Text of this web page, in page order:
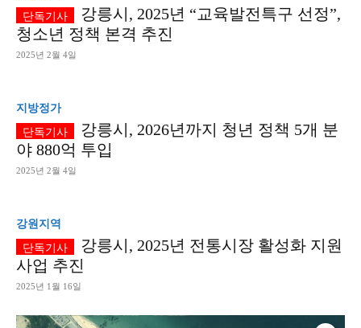
강릉시, 2025년 “교육발전특구 선정”,
청소년 정책 본격 추진
2025년 2월 4일
지방정가
강릉시, 2026년까지 청년 정책 5개 분
야 880억 투입
2025년 2월 4일
강원지역
강릉시, 2025년 전통시장 활성화 지원
사업 추진
2025년 1월 16일